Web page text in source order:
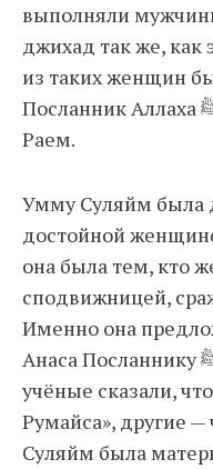
выполняли
джихад так же,
из таких женщин
Посланник Аллаха ﷺ при жизни обрадовал
Раем.
Умму Суляйм была
достойной
она была тем, кто
сподвижницей,
Именно она
Анаса Посланнику ﷺ в качестве слуги. Одни
учёные сказали,
Румайса», другие
Суляйм была